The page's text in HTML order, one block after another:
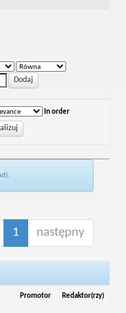
In order
1 następny
Promotor Redaktor(rzy)